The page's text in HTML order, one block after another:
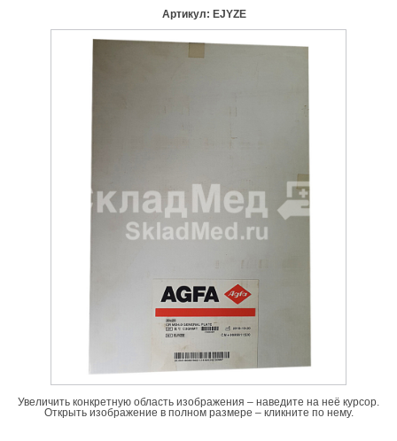
Артикул: EJYZE
Увеличить конкретную область изображения – наведите на неё курсор.
Открыть изображение в полном размере – кликните по нему.